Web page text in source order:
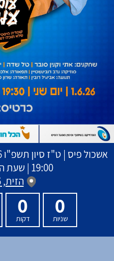
אשכול פיס | ט"ז סיון תשפ"ו
19:00 | שעת התחלה 19:30
הזית, 6, רמלה
0
שניות
0
דקות